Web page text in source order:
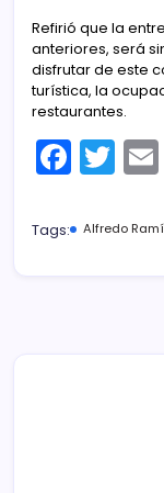
Refirió que la
anteriores, será
disfrutar de este
turística, la
restaurantes.
F
a
c
T
w
itt
Tags: Alfredo